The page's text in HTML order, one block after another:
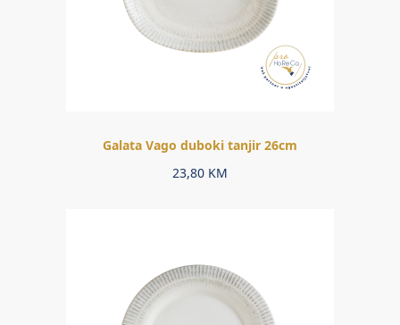
Galata Vago duboki tanjir 26cm
23,80 KM